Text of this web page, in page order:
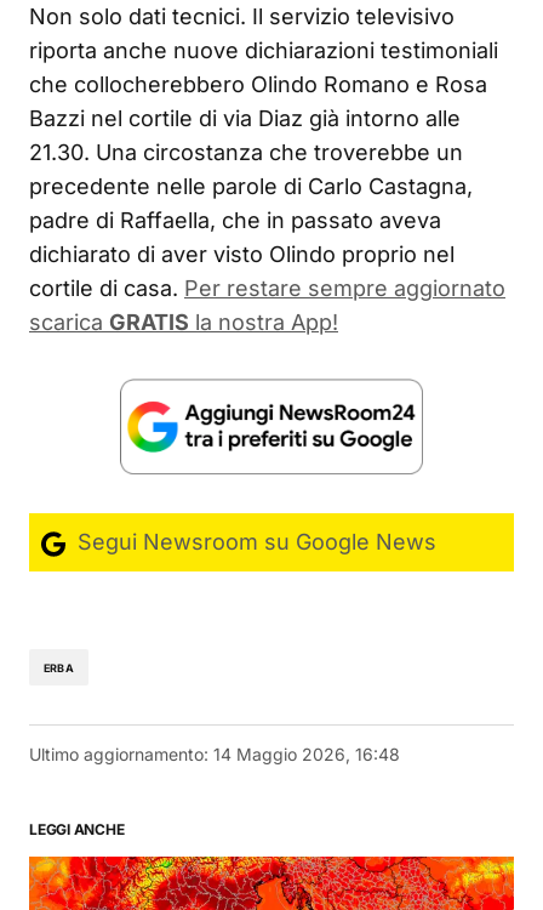
Non solo dati tecnici. Il servizio televisivo
riporta anche nuove dichiarazioni testimoniali
che collocherebbero Olindo Romano e Rosa
Bazzi nel cortile di via Diaz già intorno alle
21.30. Una circostanza che troverebbe un
precedente nelle parole di Carlo Castagna,
padre di Raffaella, che in passato aveva
dichiarato di aver visto Olindo proprio nel
cortile di casa. Per restare sempre aggiornato
scarica GRATIS la nostra App!
Segui Newsroom su Google News
ERBA
Ultimo aggiornamento: 14 Maggio 2026, 16:48
LEGGI ANCHE